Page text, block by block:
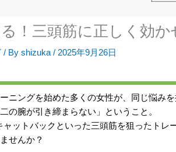
！三頭筋に正しく効か
/ By shizuka / 2025年9月26日
ニングを始めた多くの女性が、同じ悩みを
の腕が引き締まらない」ということ。
ットバックといった三頭筋を狙ったトレ
せんか？